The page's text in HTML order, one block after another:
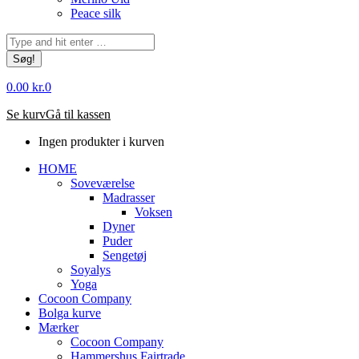
Peace silk
Søg:
0.00 kr.0
Se kurvGå til kassen
Ingen produkter i kurven
HOME
Soveværelse
Madrasser
Voksen
Dyner
Puder
Sengetøj
Soyalys
Yoga
Cocoon Company
Bolga kurve
Mærker
Cocoon Company
Hammershus Fairtrade